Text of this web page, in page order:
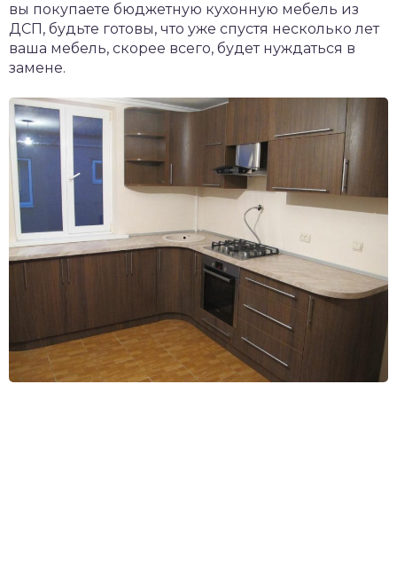
вы покупаете бюджетную кухонную мебель из
ДСП, будьте готовы, что уже спустя несколько лет
ваша мебель, скорее всего, будет нуждаться в
замене.